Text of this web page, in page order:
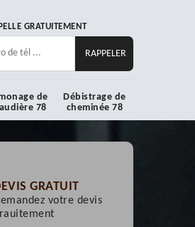
GRATUITEMENT
de
78
Débistrage de
cheminée 78
GRATUIT
votre devis